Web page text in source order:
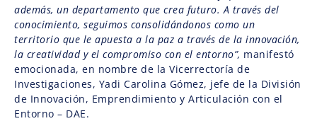
además, un departamento que crea futuro. A través del
conocimiento, seguimos consolidándonos como un
territorio que le apuesta a la paz a través de la innovación,
la creatividad y el compromiso con el entorno”, manifestó
emocionada, en nombre de la Vicerrectoría de
Investigaciones, Yadi Carolina Gómez, jefe de la División
de Innovación, Emprendimiento y Articulación con el
Entorno – DAE.